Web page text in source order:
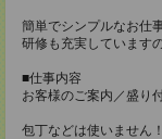
簡単でシンプルなお仕
研修も充実しています
■仕事内容
お客様のご案内／盛り
包丁などは使いません！